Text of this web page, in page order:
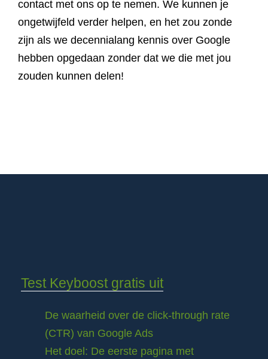
contact met ons op te nemen. We kunnen je
ongetwijfeld verder helpen, en het zou zonde
zijn als we decennialang kennis over Google
hebben opgedaan zonder dat we die met jou
zouden kunnen delen!
Test Keyboost gratis uit
De waarheid over de click-through rate
(CTR) van Google Ads
Het doel: De eerste pagina met